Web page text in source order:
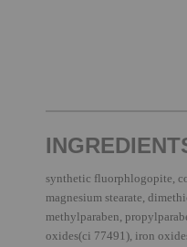
synthetic fluorphlogopite,
magnesium stearate,
methylparaben,
oxides(ci 77491), iron